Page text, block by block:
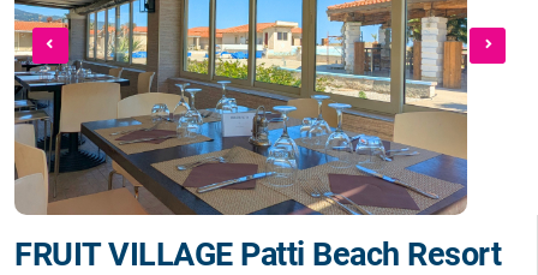
FRUIT VILLAGE Patti Beach Resort